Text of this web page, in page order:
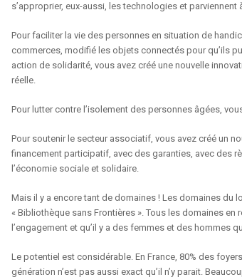
s’approprier, eux-aussi, les technologies et parviennent
Pour faciliter la vie des personnes en situation de
commerces, modifié les objets connectés pour qu’ils
action de solidarité, vous avez créé une nouvelle
réelle.
Pour lutter contre l’isolement des personnes âgées,
Pour soutenir le secteur associatif, vous avez créé un
financement participatif, avec des garanties, avec des
l’économie sociale et solidaire.
Mais il y a encore tant de domaines ! Les domaines du
« Bibliothèque sans Frontières ». Tous les domaines en
l’engagement et qu’il y a des femmes et des hommes
Le potentiel est considérable. En France, 80% des
génération n’est pas aussi exact qu’il n’y parait.